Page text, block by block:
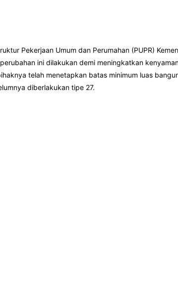
Pekerjaan Umum dan Perumahan (PUPR)
ini dilakukan demi meningkatkan
telah menetapkan batas minimum luas
diberlakukan tipe 27.